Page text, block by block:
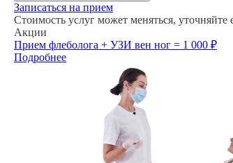
Записаться на прием
Стоимость услуг может меняться,
Акции
Прием флеболога + УЗИ вен ног = 1 000 ₽
Подробнее